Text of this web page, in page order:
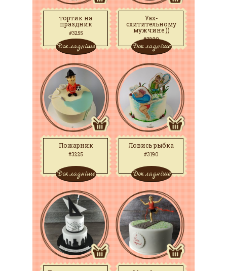
тортик на
праздник
#3255
Докладніше
Уах-
схитительному
мужчине ))
#3230
Докладніше
Пожарник
#3225
Докладніше
Ловись рыбка
#3190
Докладніше